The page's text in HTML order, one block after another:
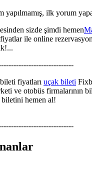
yapılmamış, ilk yorum
sizde şimdi hemen
ile online
fiyatları uçak bileti
ve otobüs firmalarının
biletini hemen al!